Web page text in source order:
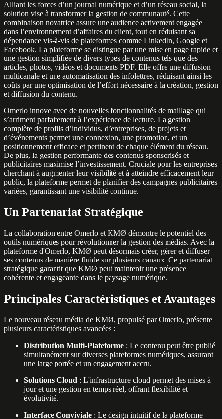
Alliant les forces d’un journal numérique et d’un réseau social, la
solution vise à transformer la gestion de communauté. Cette
combinaison novatrice assure une audience activement engagée
dans l’environnement d’affaires du client, tout en réduisant sa
dépendance vis-à-vis de plateformes comme LinkedIn, Google et
Facebook. La plateforme se distingue par une mise en page rapide et
une gestion simplifiée de divers types de contenus tels que des
articles, photos, vidéos et documents PDF. Elle offre une diffusion
multicanale et une automatisation des infolettres, réduisant ainsi les
coûts par une optimisation de l’effort nécessaire à la création, gestion
et diffusion du contenu.
Omerlo innove avec de nouvelles fonctionnalités de maillage qui
s’arriment parfaitement à l’expérience de lecture. La gestion
complète de profils d’individus, d’entreprises, de projets et
d’événements permet une connexion, une promotion, et un
positionnement efficace et pertinent de chaque élément du réseau.
De plus, la gestion performante des contenus sponsorisés et
publicitaires maximise l’investissement. Cruciale pour les entreprises
cherchant à augmenter leur visibilité et à atteindre efficacement leur
public, la plateforme permet de planifier des campagnes publicitaires
variées, garantissant une visibilité continue.
Un Partenariat Stratégique
La collaboration entre Omerlo et KMØ démontre le potentiel des
outils numériques pour révolutionner la gestion des médias. Avec la
plateforme d'Omerlo, KMØ peut désormais créer, gérer et diffuser
ses contenus de manière fluide sur plusieurs canaux. Ce partenariat
stratégique garantit que KMØ peut maintenir une présence
cohérente et engageante dans le paysage numérique.
Principales Caractéristiques et Avantages
Le nouveau réseau média de KMØ, propulsé par Omerlo, présente
plusieurs caractéristiques avancées :
Distribution Multi-Plateforme : Le contenu peut être publié
simultanément sur diverses plateformes numériques, assurant
une large portée et un engagement accru.
Solutions Cloud : L'infrastructure cloud permet des mises à
jour et une gestion en temps réel, offrant flexibilité et
évolutivité.
Interface Conviviale : Le design intuitif de la plateforme